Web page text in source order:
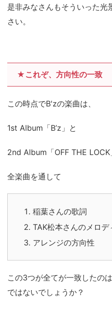
是非みなさんもそういった光
さい。
★これぞ、方向性の一致
この時点でB'zの楽曲は、
1st Album「B’z」と
2nd Album「OFF THE LOCK
全楽曲を通して
稲葉さんの歌詞
TAK松本さんのメロデ
アレンジの方向性
この3つが全てが一致したの
ではないでしょうか？